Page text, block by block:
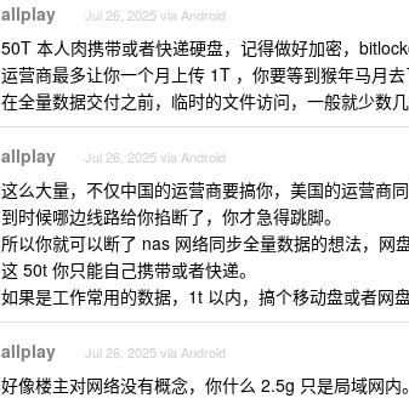
allplay Jul 26, 2025 via Android
50T 本人肉携带或者快递硬盘，记得做好加密，
运营商最多让你一个月上传 1T ，你要等到猴年马月去
在全量数据交付之前，临时的文件访问，一般就少数
allplay Jul 26, 2025 via Android
这么大量，不仅中国的运营商要搞你，美国的运营商
到时候哪边线路给你掐断了，你才急得跳脚。
所以你就可以断了 nas 网络同步全量数据的想法，网
这 50t 你只能自己携带或者快递。
如果是工作常用的数据，1t 以内，搞个移动盘或者网盘
allplay Jul 26, 2025 via Android
好像楼主对网络没有概念，你什么 2.5g 只是局域网内。